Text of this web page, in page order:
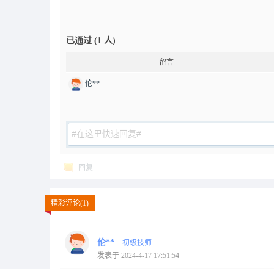
已通过 (1 人)
留言
伦**
回复
精彩评论(1)
伦**
初级技师
发表于 2024-4-17 17:51:54